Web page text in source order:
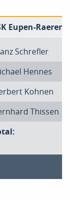
Eupen-Raeren
Schrefler
Hennes
Kohnen
Thissen